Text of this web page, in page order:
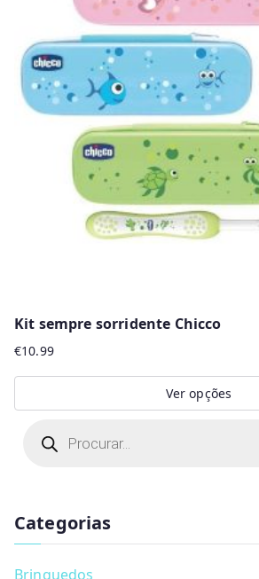
Kit sempre sorridente Chicco
€10.99
Ver opções
product
variants.
The
options
s
s
a
Categorias
Brinquedos